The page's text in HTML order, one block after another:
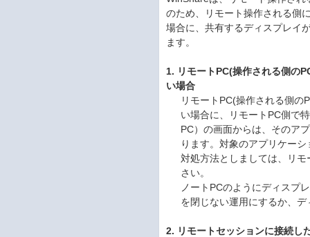
のため、リモート操作される側
場合に、共有するディスプレイ
ます。
1. リモートPC(操作される側の
い場合
リモートPC(操作される側の
い場合に、リモートPC側で
PC）の画面からは、そのア
ります。対象のアプリケー
対処方法としましては、リ
さい。
ノートPCのようにディスプ
を閉じない運用にするか、
2. リモートセッションに接続し